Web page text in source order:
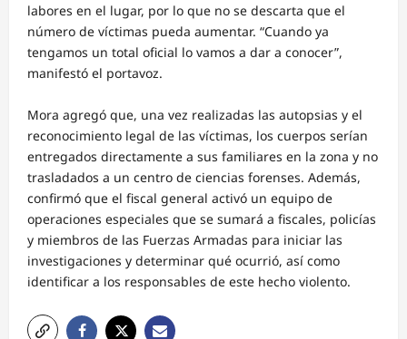
labores en el lugar, por lo que no se descarta que el
número de víctimas pueda aumentar. “Cuando ya
tengamos un total oficial lo vamos a dar a conocer”,
manifestó el portavoz.
Mora agregó que, una vez realizadas las autopsias y el
reconocimiento legal de las víctimas, los cuerpos serían
entregados directamente a sus familiares en la zona y no
trasladados a un centro de ciencias forenses. Además,
confirmó que el fiscal general activó un equipo de
operaciones especiales que se sumará a fiscales, policías
y miembros de las Fuerzas Armadas para iniciar las
investigaciones y determinar qué ocurrió, así como
identificar a los responsables de este hecho violento.